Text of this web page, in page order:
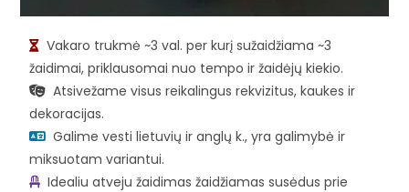
Vakaro trukmė ~3 val. per kurį sužaidžiama ~3
žaidimai, priklausomai nuo tempo ir žaidėjų kiekio.
Atsivežame visus reikalingus rekvizitus, kaukes ir
dekoracijas.
Galime vesti lietuvių ir anglų k., yra galimybė ir
miksuotam variantui.
Idealiu atveju žaidimas žaidžiamas susėdus prie